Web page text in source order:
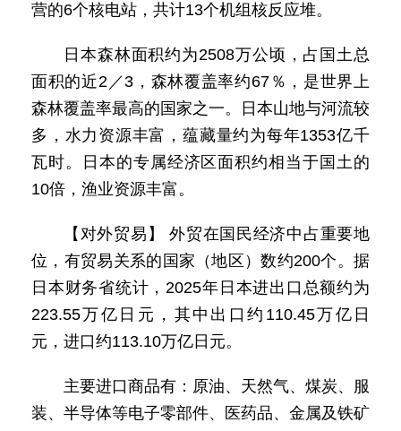
营的6个核电站，共计13个机组核反应堆。
日本森林面积约为2508万公顷，占国土总
面积的近2／3，森林覆盖率约67％，是世界上
森林覆盖率最高的国家之一。日本山地与河流较
多，水力资源丰富，蕴藏量约为每年1353亿千
瓦时。日本的专属经济区面积约相当于国土的
10倍，渔业资源丰富。
【对外贸易】 外贸在国民经济中占重要地
位，有贸易关系的国家（地区）数约200个。据
日本财务省统计，2025年日本进出口总额约为
223.55万亿日元，其中出口约110.45万亿日
元，进口约113.10万亿日元。
主要进口商品有：原油、天然气、煤炭、服
装、半导体等电子零部件、医药品、金属及铁矿